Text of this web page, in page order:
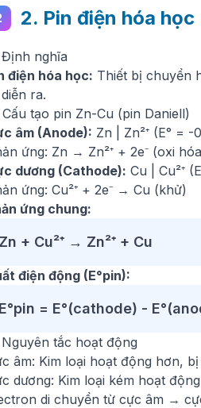
2. Pin điện hóa học
nghĩa
điện hóa học: Thiết bị chuyển
ra.
tạo pin Zn-Cu (pin Daniell)
âm (Anode): Zn | Zn²⁺ (E° = -
ứng: Zn → Zn²⁺ + 2e⁻ (oxi
dương (Cathode): Cu | Cu²⁺
ứng: Cu²⁺ + 2e⁻ → Cu (khử)
ứng chung:
Zn + Cu²⁺ → Zn²⁺ + Cu
điện động (E°pin):
E°pin = E°(cathode) -
tắc hoạt động
âm: Kim loại hoạt động hơn,
dương: Kim loại kém hoạt
di chuyển từ cực âm →